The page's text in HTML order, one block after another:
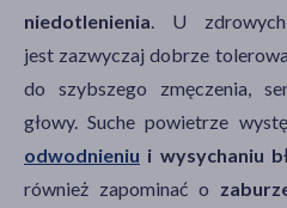
niedotlenienia. U
jest zazwyczaj dobrze
do szybszego zmęczenia,
głowy. Suche powietrze
odwodnieniu i wysychaniu
również zapominać o